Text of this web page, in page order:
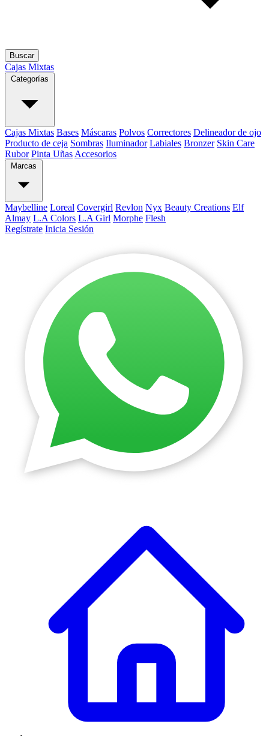
Buscar
Cajas Mixtas
Categorías
Cajas Mixtas Bases Máscaras Polvos Correctores Delineador de ojo
Producto de ceja Sombras Iluminador Labiales Bronzer Skin Care
Rubor Pinta Uñas Accesorios
Marcas
Maybelline Loreal Covergirl Revlon Nyx Beauty Creations Elf
Almay L.A Colors L.A Girl Morphe Flesh
Regístrate Inicia Sesión